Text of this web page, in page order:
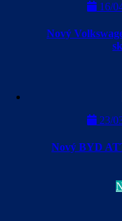
16/
Nový
23/
Nový BYD